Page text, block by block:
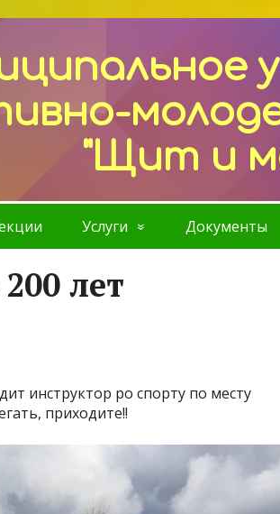
"Щит и
Услуги Документы
лет
инструктор ро спорту по месту
приходите!!